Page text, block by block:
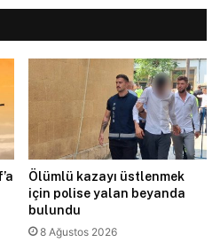
Ölümlü kazayı üstlenmek
için polise yalan beyanda
bulundu
8 Ağustos 2026